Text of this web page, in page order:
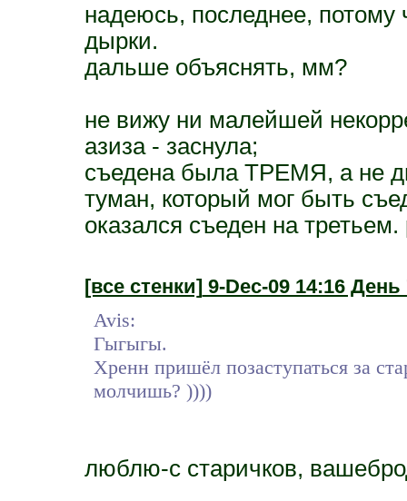
надеюсь, последнее, потому
дырки.
дальше объяснять, мм?
не вижу ни малейшей
азиза - заснула;
съедена была ТРЕМЯ, а не
туман, который мог быть
оказался съеден на третьем.
[все стенки]9-Dec-09 14:16 День
Avis:
Гыгыгы.
Хренн пришёл позаступаться за
молчишь? ))))
люблю-с старичков,